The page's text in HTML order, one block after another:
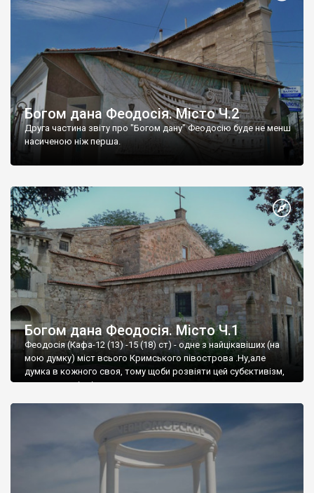
Богом дана Феодосія. Місто Ч.2
Друга частина звіту про "Богом дану" Феодосію буде не менш
насиченою ніж перша.
Богом дана Феодосія. Місто Ч.1
Феодосія (Кафа-12 (13) -15 (18) ст) - одне з найцікавіших (на
мою думку) міст всього Кримського півострова .Ну,але
думка в кожного своя, тому щоби розвіяти цей субєктивізм,
запрошую відвідати це